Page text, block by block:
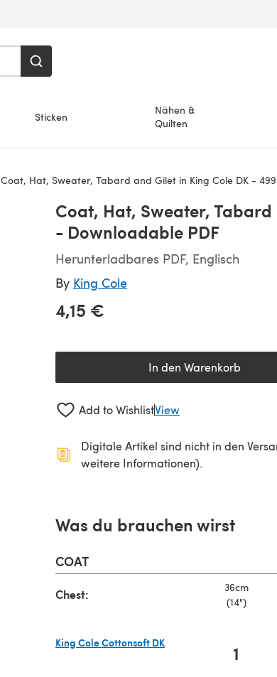
Sticken
Nähen &
Quilten
Coat, Hat, Sweater, Tabard and Gilet in King Cole DK -
Coat, Hat, Sweater,
- Downloadable PDF
Herunterladbares PDF, Englisch
By King Cole
4,15 €
In den Warenkorb
Add to WishlistView
Digitale Artikel sind nicht in den
weitere Informationen).
Was du brauchen wirst
COAT
Chest:
36cm
(14")
King Cole Cottonsoft DK
1